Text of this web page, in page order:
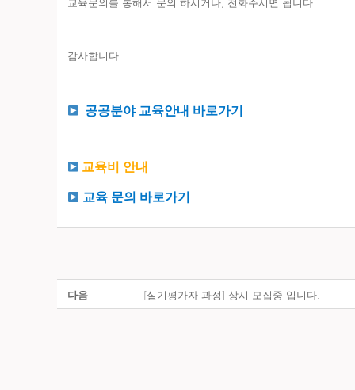
교육문의를 통해서 문의 하시거나, 전화주시면 됩니다.
감사합니다.
공공분야 교육안내 바로가기
교육비 안내
교육 문의 바로가기
다음 [실기평가자 과정] 상시 모집중 입니다.